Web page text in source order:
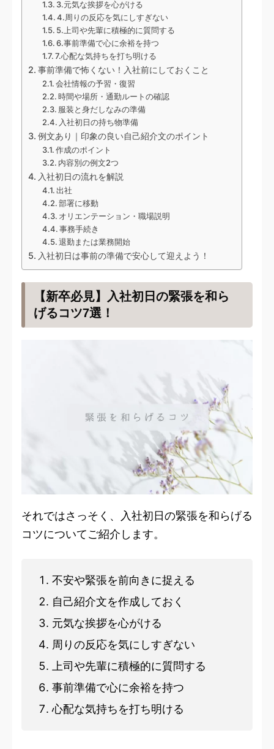
3.元気な挨拶を心がける
4.周りの反応を気にしすぎない
5.上司や先輩に積極的に質問する
6.事前準備で心に余裕を持つ
7.心配な気持ちを打ち明ける
事前準備で怖くない！入社前にしておくこと
会社情報の予習・復習
時間や場所・通勤ルートの確認
服装と身だしなみの準備
入社初日の持ち物準備
例文あり｜印象の良い自己紹介文のポイント
作成のポイント
内容別の例文2つ
入社初日の流れを解説
出社
部署に移動
オリエンテーション・職場説明
事務手続き
退勤または業務開始
入社初日は事前の準備で安心して迎えよう！
【新卒必見】入社初日の緊張を和ら
げるコツ7選！
それではさっそく、入社初日の緊張を和らげる
コツについてご紹介します。
不安や緊張を前向きに捉える
自己紹介文を作成しておく
元気な挨拶を心がける
周りの反応を気にしすぎない
上司や先輩に積極的に質問する
事前準備で心に余裕を持つ
心配な気持ちを打ち明ける